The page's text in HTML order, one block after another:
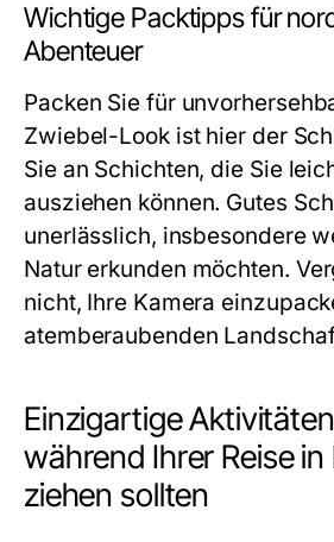
Wichtige Packtipps für
Abenteuer
Packen Sie für
Zwiebel-Look ist hier der
Sie an Schichten, die Sie
ausziehen können. Gutes
unerlässlich, insbesondere
Natur erkunden möchten.
nicht, Ihre Kamera
atemberaubenden
Einzigartige
während Ihrer Reise
ziehen sollten